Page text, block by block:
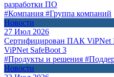
разработки ПО
#Компания #Группа компаний
Новости
27 Июл 2026
Сертифицирован ПАК ViPNet
ViPNet SafeBoot 3
#Продукты и решения
Новости